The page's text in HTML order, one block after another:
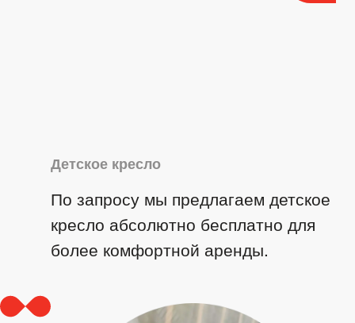
Детское кресло
По запросу мы предлагаем детское
кресло абсолютно бесплатно для
более комфортной аренды.